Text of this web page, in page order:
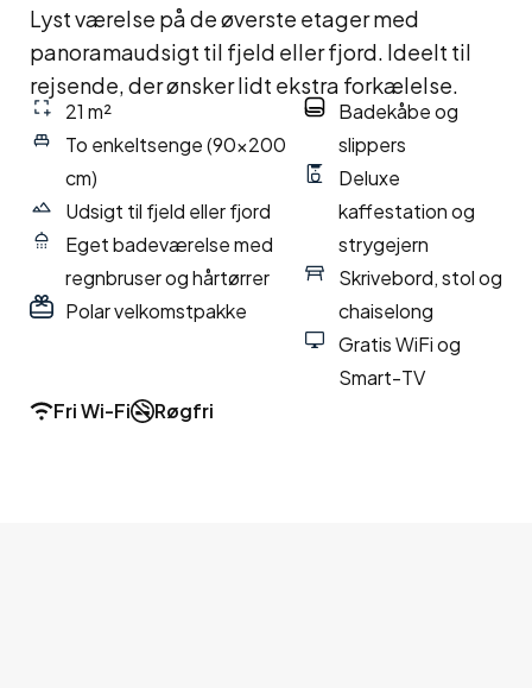
Lyst værelse på de øverste etager med
panoramaudsigt til fjeld eller fjord. Ideelt til
rejsende, der ønsker lidt ekstra forkælelse.
21 m²
To enkeltsenge (90×200
cm)
Udsigt til fjeld eller fjord
Eget badeværelse med
regnbruser og hårtørrer
Polar velkomstpakke
Badekåbe og
slippers
Deluxe
kaffestation og
strygejern
Skrivebord, stol og
chaiselong
Gratis WiFi og
Smart-TV
Fri Wi-Fi
Røgfri